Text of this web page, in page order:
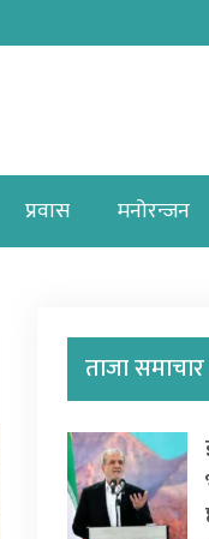
प्रवास मनोरन्जन
ताजा समाचार